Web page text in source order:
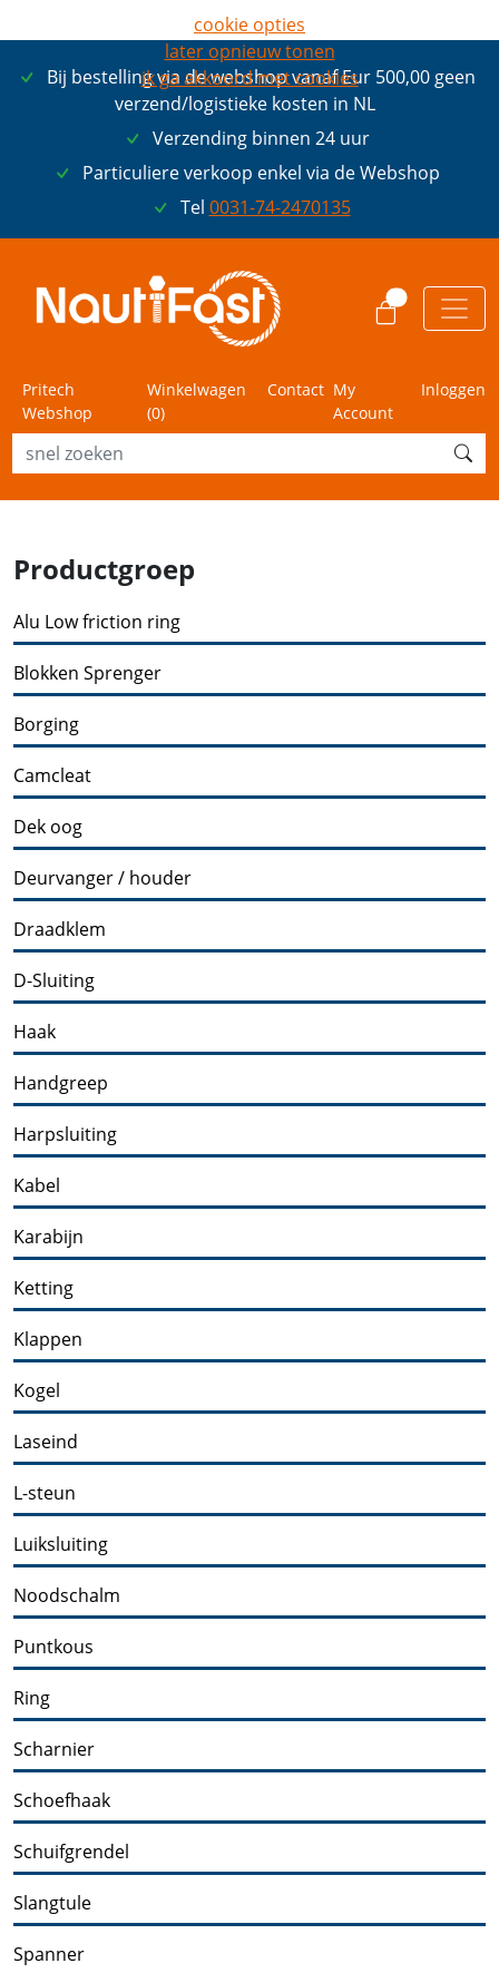
Bij bestelling via de webshop vanaf Eur 500,00 geen
verzend/logistieke kosten in NL
Verzending binnen 24 uur
Particuliere verkoop enkel via de Webshop
Tel 0031-74-2470135
Pritech
Webshop
Winkelwagen
(0)
Contact My
Account
Inloggen
Productgroep
Alu Low friction ring
Blokken Sprenger
Borging
Camcleat
Dek oog
Deurvanger / houder
Draadklem
D-Sluiting
Haak
Handgreep
Harpsluiting
Kabel
Karabijn
Ketting
Klappen
Kogel
Laseind
L-steun
Luiksluiting
Noodschalm
Puntkous
Ring
Scharnier
Schoefhaak
Schuifgrendel
Slangtule
Spanner
cookie opties
later opnieuw tonen
ik ga akkoord met cookies